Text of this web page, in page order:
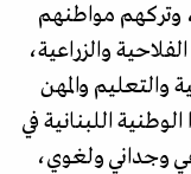
وتركهم مواطنهم
والزراعية،
والتعليم والمهن
اللبنانية في
وجداني ولغوي،